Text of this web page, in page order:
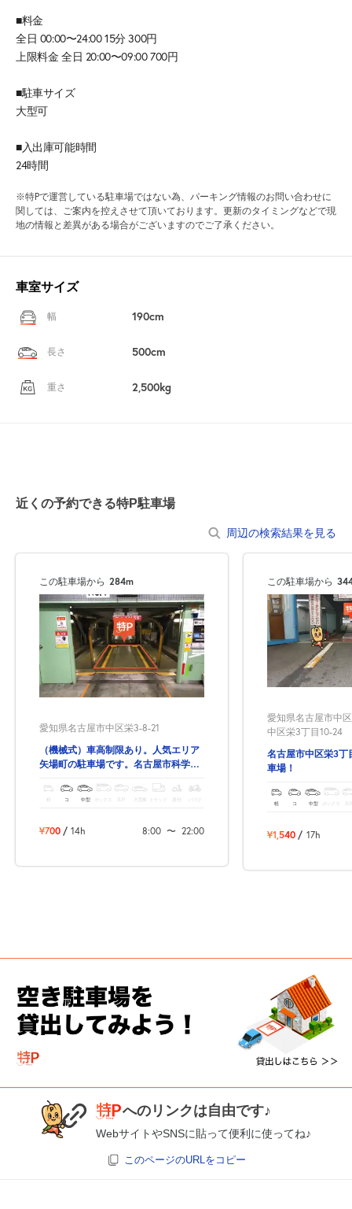
■料金
全日 00:00〜24:00 15分 300円
上限料金 全日 20:00〜09:00 700円
■駐車サイズ
大型可
■入出庫可能時間
24時間
※特Pで運営している駐車場ではない為、パーキング情報のお問い合わせに
関しては、ご案内を控えさせて頂いております。更新のタイミングなどで現
地の情報と差異がある場合がございますのでご了承ください。
車室サイズ
幅 190cm
長さ 500cm
重さ 2,500kg
近くの予約できる特P駐車場
周辺の検索結果を見る
この駐車場から 284m
愛知県名古屋市中区栄3-8-21
（機械式）車高制限あり。人気エリア
矢場町の駐車場です。名古屋市科学
軽 コ 中型 ボックス SUV 大型車 トラック バイク
¥700 / 14h 8:00 〜 22:00
この駐車場から
愛知県名古屋市中
中区栄3丁目10-24
名古屋市中区栄3丁
車場！
軽 コ 中型 ボックス
¥1,540 / 17h
へのリンクは自由です♪
WebサイトやSNSに貼って便利に使ってね♪
このページのURLをコピー